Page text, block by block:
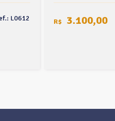
L0612 R$ 3.100,00